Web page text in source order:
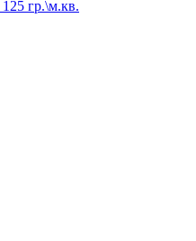
гр.\м.кв.